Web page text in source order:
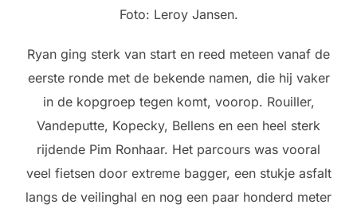
Foto: Leroy Jansen.
Ryan ging sterk van start en reed meteen vanaf de
eerste ronde met de bekende namen, die hij vaker
in de kopgroep tegen komt, voorop. Rouiller,
Vandeputte, Kopecky, Bellens en een heel sterk
rijdende Pim Ronhaar. Het parcours was vooral
veel fietsen door extreme bagger, een stukje asfalt
langs de veilinghal en nog een paar honderd meter